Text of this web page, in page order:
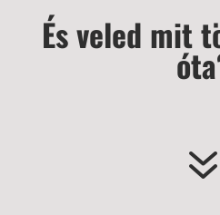
És veled mit
7